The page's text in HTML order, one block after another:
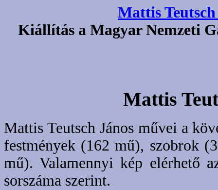
Mattis
Kiállítás a Magyar Nemzeti
Mattis
Mattis Teutsch János művei a
festmények (162 mű), szobrok
mű). Valamennyi kép elérhető
sorszáma szerint.